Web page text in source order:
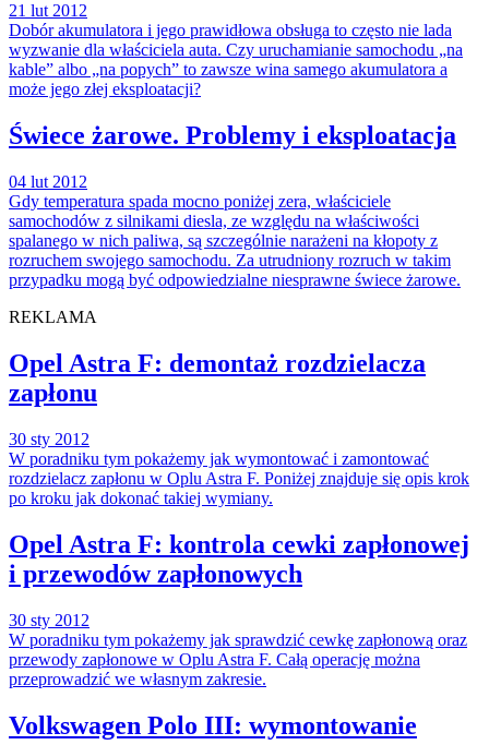
21 lut 2012
Dobór akumulatora i jego prawidłowa obsługa to często nie lada
wyzwanie dla właściciela auta. Czy uruchamianie samochodu „na
kable” albo „na popych” to zawsze wina samego akumulatora a
może jego złej eksploatacji?
Świece żarowe. Problemy i eksploatacja
04 lut 2012
Gdy temperatura spada mocno poniżej zera, właściciele
samochodów z silnikami diesla, ze względu na właściwości
spalanego w nich paliwa, są szczególnie narażeni na kłopoty z
rozruchem swojego samochodu. Za utrudniony rozruch w takim
przypadku mogą być odpowiedzialne niesprawne świece żarowe.
REKLAMA
Opel Astra F: demontaż rozdzielacza
zapłonu
30 sty 2012
W poradniku tym pokażemy jak wymontować i zamontować
rozdzielacz zapłonu w Oplu Astra F. Poniżej znajduje się opis krok
po kroku jak dokonać takiej wymiany.
Opel Astra F: kontrola cewki zapłonowej
i przewodów zapłonowych
30 sty 2012
W poradniku tym pokażemy jak sprawdzić cewkę zapłonową oraz
przewody zapłonowe w Oplu Astra F. Całą operację można
przeprowadzić we własnym zakresie.
Volkswagen Polo III: wymontowanie